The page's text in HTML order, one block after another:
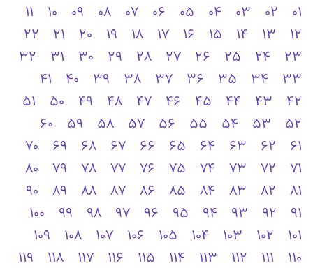
01
02
03
04
05
06
07
08
09
10
11
12
13
14
15
16
17
18
19
20
21
22
23
24
25
26
27
28
29
30
31
32
33
34
35
36
37
38
39
40
41
42
43
44
45
46
47
48
49
50
51
52
53
54
55
56
57
58
59
60
61
62
63
64
65
66
67
68
69
70
71
72
73
74
75
76
77
78
79
80
81
82
83
84
85
86
87
88
89
90
91
92
93
94
95
96
97
98
99
100
101
102
103
104
105
106
107
108
109
110
111
112
113
114
115
116
117
118
119